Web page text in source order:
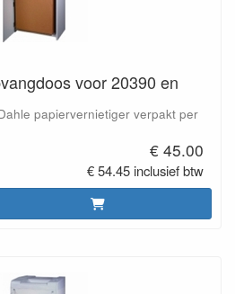
voor 20390 en
papiervernietiger verpakt per
€ 45.00
€ 54.45 inclusief btw